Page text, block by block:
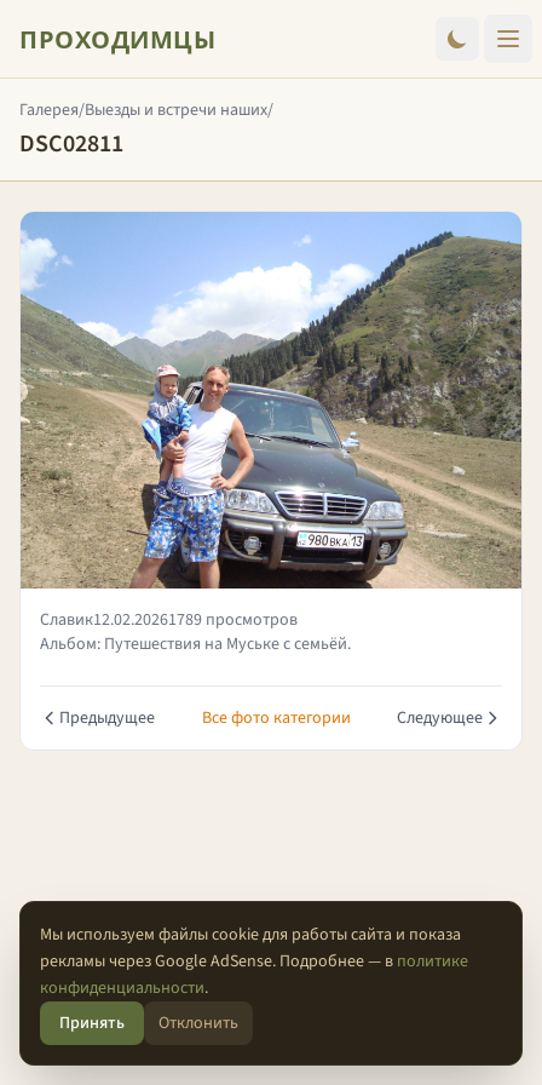
ПРОХОДИМЦЫ
Галерея/Выезды и встречи наших/
DSC02811
Славик12.02.20261789 просмотров
Альбом: Путешествия на Муське с семьёй.
Предыдущее Все фото категории Следующее
О проектеКонфиденциальность
© 2026 Проходимцы — Там, где кончается асфальт.
Мы используем файлы cookie для работы сайта и показа
рекламы через Google AdSense. Подробнее — в политике
конфиденциальности.
Принять
Отклонить